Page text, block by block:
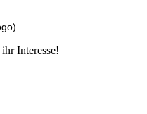
Interesse!